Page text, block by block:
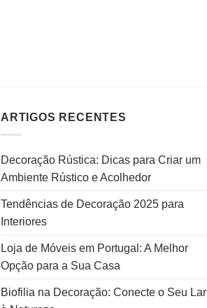
ARTIGOS RECENTES
Decoração Rústica: Dicas para Criar um
Ambiente Rústico e Acolhedor
Tendências de Decoração 2025 para
Interiores
Loja de Móveis em Portugal: A Melhor
Opção para a Sua Casa
Biofilia na Decoração: Conecte o Seu Lar